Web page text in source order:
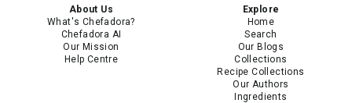
About Us
What's Chefadora?
Chefadora AI
Our Mission
Help Centre
Explore
Home
Search
Our Blogs
Collections
Recipe Collections
Our Authors
Ingredients